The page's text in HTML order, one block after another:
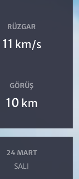
RÜZGAR
11 km/s
GÖRÜŞ
10 km
24 MART
SALI